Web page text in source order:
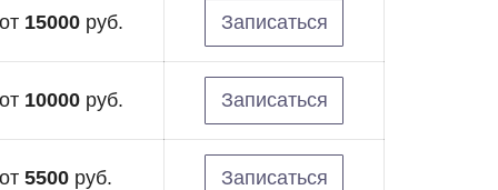
от 15000 руб. Записаться
от 10000 руб. Записаться
от 5500 руб. Записаться